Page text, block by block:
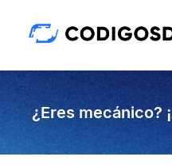
¿Eres mecánico?